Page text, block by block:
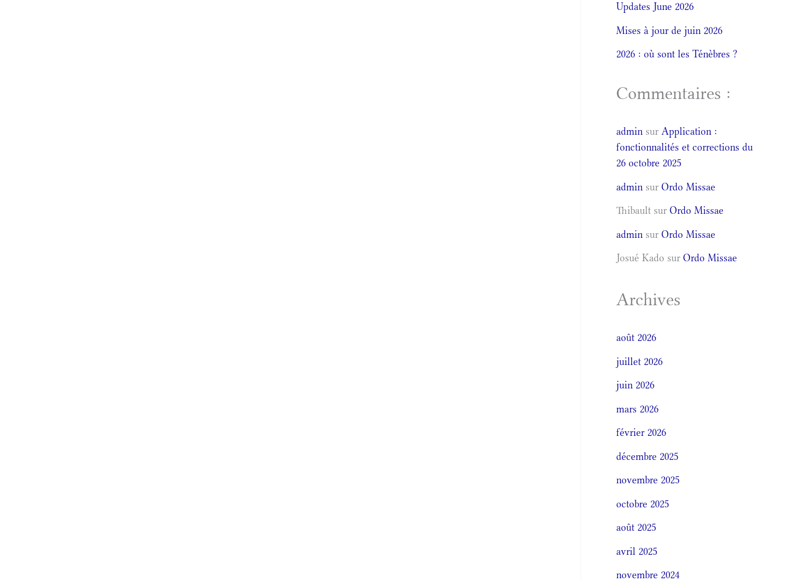
Updates June 2026
Mises à jour de juin 2026
2026 : où sont les Ténèbres ?
Commentaires :
admin surApplication :
fonctionnalités et corrections du
26 octobre 2025
admin surOrdo Missae
Thibault surOrdo Missae
admin surOrdo Missae
Josué Kado surOrdo Missae
Archives
août 2026
juillet 2026
juin 2026
mars 2026
février 2026
décembre 2025
novembre 2025
octobre 2025
août 2025
avril 2025
novembre 2024